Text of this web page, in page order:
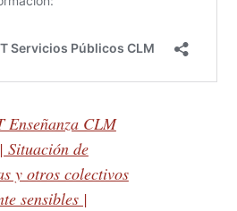
Enseñanza CLM
Situación de
y otros colectivos
sensibles |